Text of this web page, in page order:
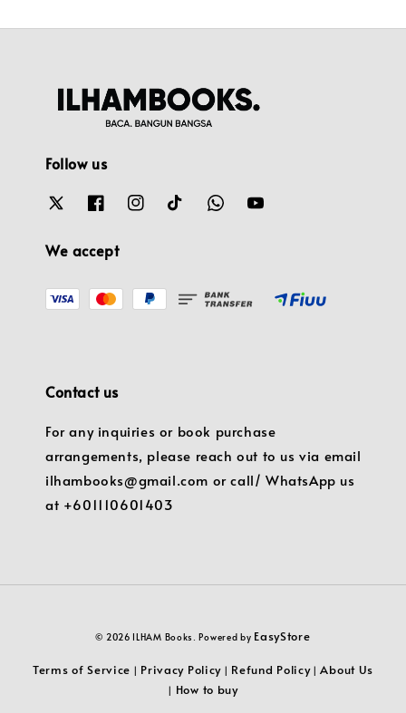
Follow us
We accept
Contact us
For any inquiries or book purchase
arrangements, please reach out to us via email
ilhambooks@gmail.com or call/ WhatsApp us
at +601110601403
© 2026 ILHAM Books. Powered by EasyStore
Terms of Service | Privacy Policy | Refund Policy|About Us
| How to buy